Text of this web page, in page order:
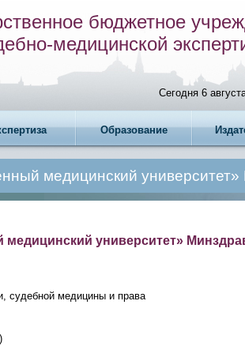
бюджетное
медицинской
Сегодня 6
Образование
медицинский
университет»
судебной медицины и права